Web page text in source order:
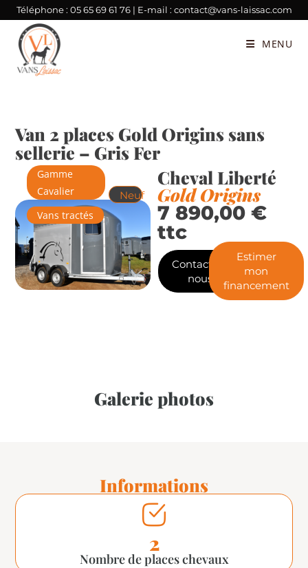
Téléphone : 05 65 69 61 76| E-mail : contact@vans-laissac.com
MENU
Van 2 places Gold Origins sans
sellerie – Gris Fer
Gamme
Cavalier
Vans tractés
Neuf
Cheval Liberté
Gold Origins
7 890,00 €
ttc
Contactez-
nous
Estimer
mon
financement
Galerie photos
Informations
2
Nombre de places chevaux